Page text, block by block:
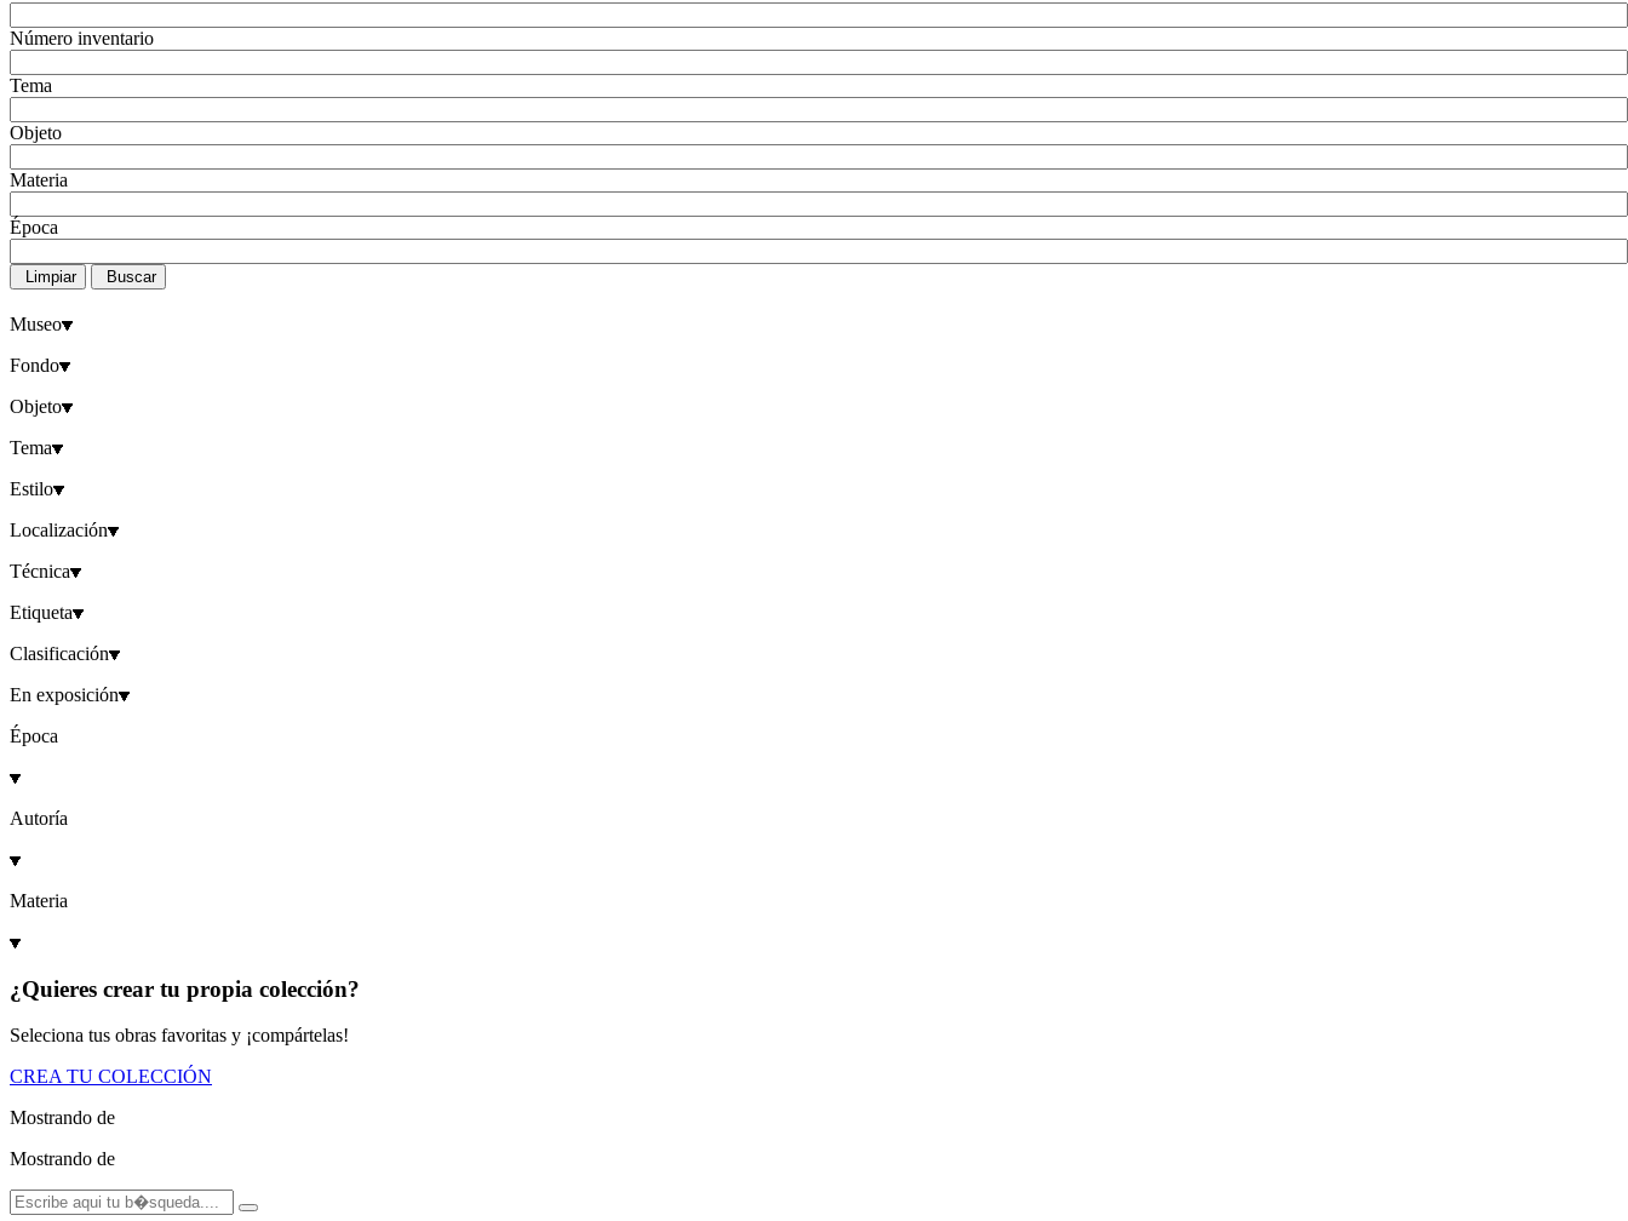
Número inventario
Tema
Objeto
Materia
Época
Limpiar Buscar
Museo
Fondo
Objeto
Tema
Estilo
Localización
Técnica
Etiqueta
Clasificación
En exposición
Época
Autoría
Materia
¿Quieres crear tu propia colección?
Seleciona tus obras favoritas y ¡compártelas!
CREA TU COLECCIÓN
Mostrando de
Mostrando de